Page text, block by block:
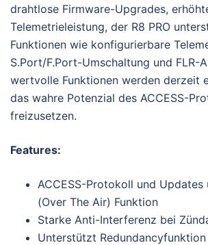
drahtlose Firmware-Upgrades,
Telemetrieleistung, der R8 PRO
Funktionen wie konfigurierbare
S.Port/F.Port-Umschaltung und FLR-
wertvolle Funktionen werden derzeit
das wahre Potenzial des ACCESS-
freizusetzen.
Features:
ACCESS-Protokoll und Updates
(Over The Air) Funktion
Starke Anti-Interferenz bei
Unterstützt Redundancyfunktion